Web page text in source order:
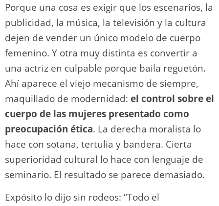
Porque una cosa es exigir que los escenarios, la
publicidad, la música, la televisión y la cultura
dejen de vender un único modelo de cuerpo
femenino. Y otra muy distinta es convertir a
una actriz en culpable porque baila reguetón.
Ahí aparece el viejo mecanismo de siempre,
maquillado de modernidad: el control sobre el
cuerpo de las mujeres presentado como
preocupación ética. La derecha moralista lo
hace con sotana, tertulia y bandera. Cierta
superioridad cultural lo hace con lenguaje de
seminario. El resultado se parece demasiado.
Expósito lo dijo sin rodeos: “Todo el